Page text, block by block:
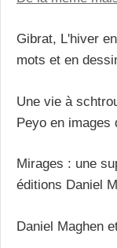
Gibrat, L'hiver
mots et en
Une vie à
Peyo en images
Mirages : une
éditions Daniel
Daniel Maghen